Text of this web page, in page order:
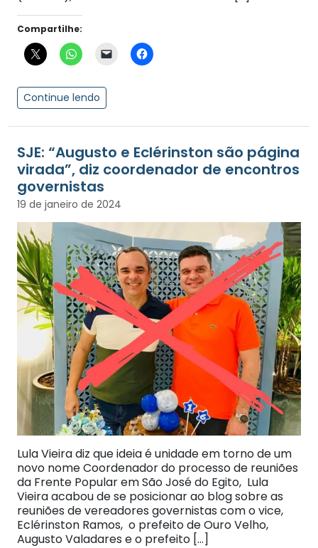
Compartilhe:
Continue lendo
SJE: “Augusto e Eclérinston são página
virada”, diz coordenador de encontros
governistas
19 de janeiro de 2024
Lula Vieira diz que ideia é unidade em torno de um
novo nome Coordenador do processo de reuniões
da Frente Popular em São José do Egito, Lula
Vieira acabou de se posicionar ao blog sobre as
reuniões de vereadores governistas com o vice,
Eclérinston Ramos, o prefeito de Ouro Velho,
Augusto Valadares e o prefeito […]